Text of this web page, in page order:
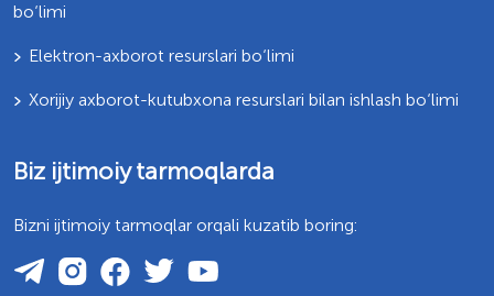
bo‘limi
Elektron-axborot resurslari bo‘limi
Xorijiy axborot-kutubxona resurslari bilan ishlash bo‘limi
Biz ijtimoiy tarmoqlarda
Bizni ijtimoiy tarmoqlar orqali kuzatib boring: